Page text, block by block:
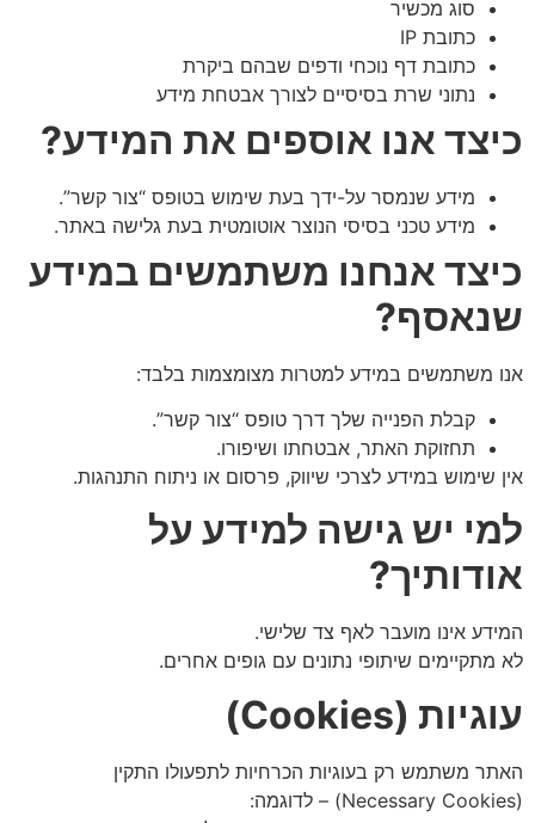
סוג מכשיר
כתובת IP
כתובת דף נוכחי ודפים שבהם ביקרת
נתוני שרת בסיסיים לצורך אבטחת מידע
כיצד אנו אוספים את המידע?
מידע שנמסר על-ידך בעת שימוש בטופס “צור קשר”.
מידע טכני בסיסי הנוצר אוטומטית בעת גלישה באתר.
כיצד אנחנו משתמשים במידע
שנאסף?
אנו משתמשים במידע למטרות מצומצמות בלבד:
קבלת הפנייה שלך דרך טופס “צור קשר”.
תחזוקת האתר, אבטחתו ושיפורו.
אין שימוש במידע לצרכי שיווק, פרסום או ניתוח התנהגות.
למי יש גישה למידע על
אודותיך?
המידע אינו מועבר לאף צד שלישי.
לא מתקיימים שיתופי נתונים עם גופים אחרים.
עוגיות (Cookies)
האתר משתמש רק בעוגיות הכרחיות לתפעולו התקין
(Necessary Cookies) – לדוגמה: